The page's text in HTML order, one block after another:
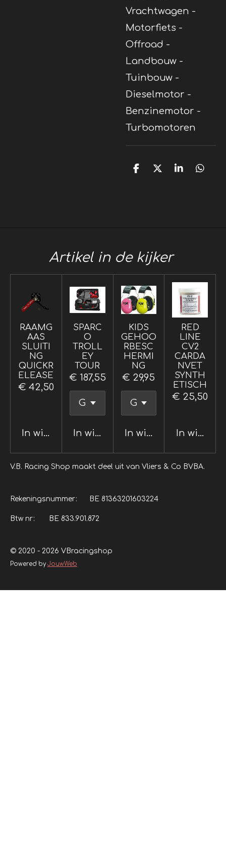
Vrachtwagen -
Motorfiets -
Offroad -
Landbouw -
Tuinbouw -
Dieselmotor -
Benzinemotor -
Turbomotoren
D
D
S
D
Artikel in de kijker
RAAMG
AAS
SLUITI
NG
QUICKR
ELEASE
€ 42,50
In winkelwagen
SPARC
O
TROLL
EY
TOUR
€ 187,55
In winkelwagen
KIDS
GEHOO
RBESC
HERMI
NG
€ 29,95
In winkelwagen
RED
LINE
CV2
CARDA
NVET
SYNTH
ETISCH
€ 25,50
In
V.B. Racing Shop maakt deel uit van Vliers & Co BVBA.
Rekeningsnummer: BE 81363201603224
Btw nr: BE 833.901.872
© 2020 - 2026 VBracingshop
Powered byJouwWeb